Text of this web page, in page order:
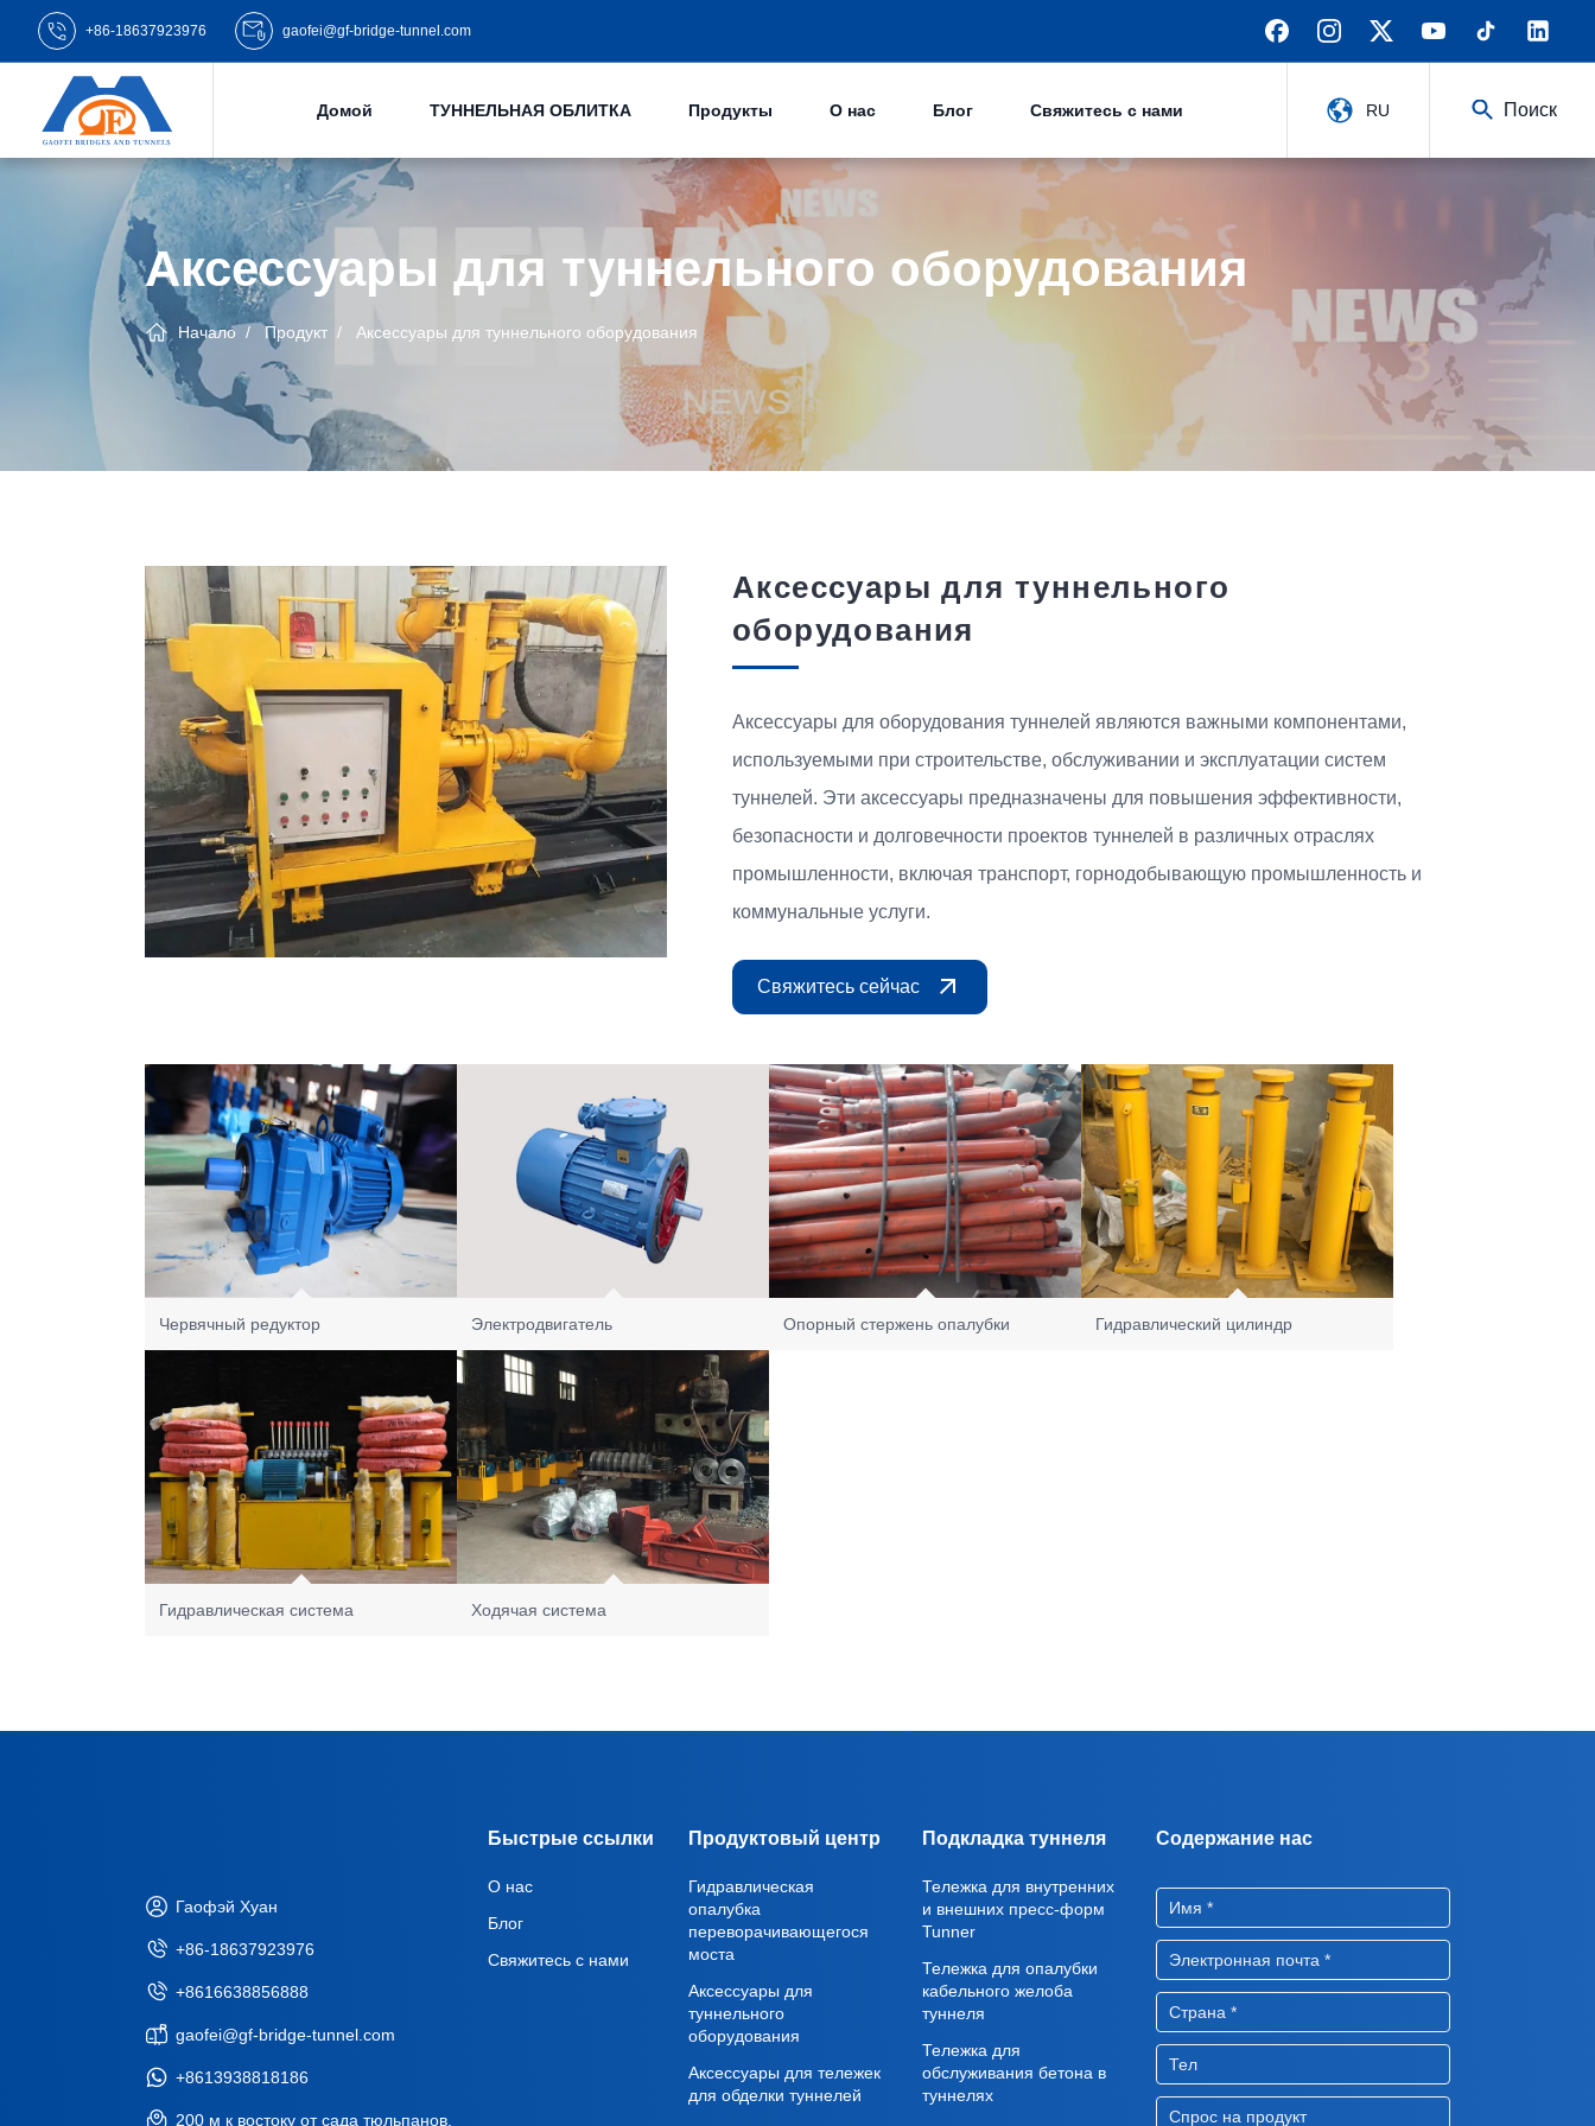
+86-18637923976 gaofei@gf-bridge-tunnel.com
Домой ТУННЕЛЬНАЯ ОБЛИТКА Продукты О нас Блог Свяжитесь с нами RU Поиск
Аксессуары для туннельного оборудования
Начало Продукт Аксессуары для туннельного оборудования
Аксессуары для туннельного
оборудования
Аксессуары для оборудования туннелей являются важными компонентами,
используемыми при строительстве, обслуживании и эксплуатации систем
туннелей. Эти аксессуары предназначены для повышения эффективности,
безопасности и долговечности проектов туннелей в различных отраслях
промышленности, включая транспорт, горнодобывающую промышленность и
коммунальные услуги.
Свяжитесь сейчас
Червячный редуктор Электродвигатель Опорный стержень опалубки Гидравлический цилиндр
Гидравлическая система Ходячая система
Гаофэй Хуан
+86-18637923976
+8616638856888
gaofei@gf-bridge-tunnel.com
+8613938818186
200 м к востоку от сада тюльпанов,
Быстрые ссылки
О нас
Блог
Свяжитесь с нами
Продуктовый центр
Гидравлическая
опалубка
переворачивающегося
моста
Аксессуары для
туннельного
оборудования
Аксессуары для тележек
для обделки туннелей
Подкладка туннеля
Тележка для внутренних
и внешних пресс-форм
Tunner
Тележка для опалубки
кабельного желоба
туннеля
Тележка для
обслуживания бетона в
туннелях
Содержание нас